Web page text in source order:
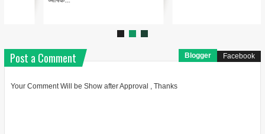
Post a Comment Blogger Facebook
Your Comment Will be Show after Approval , Thanks